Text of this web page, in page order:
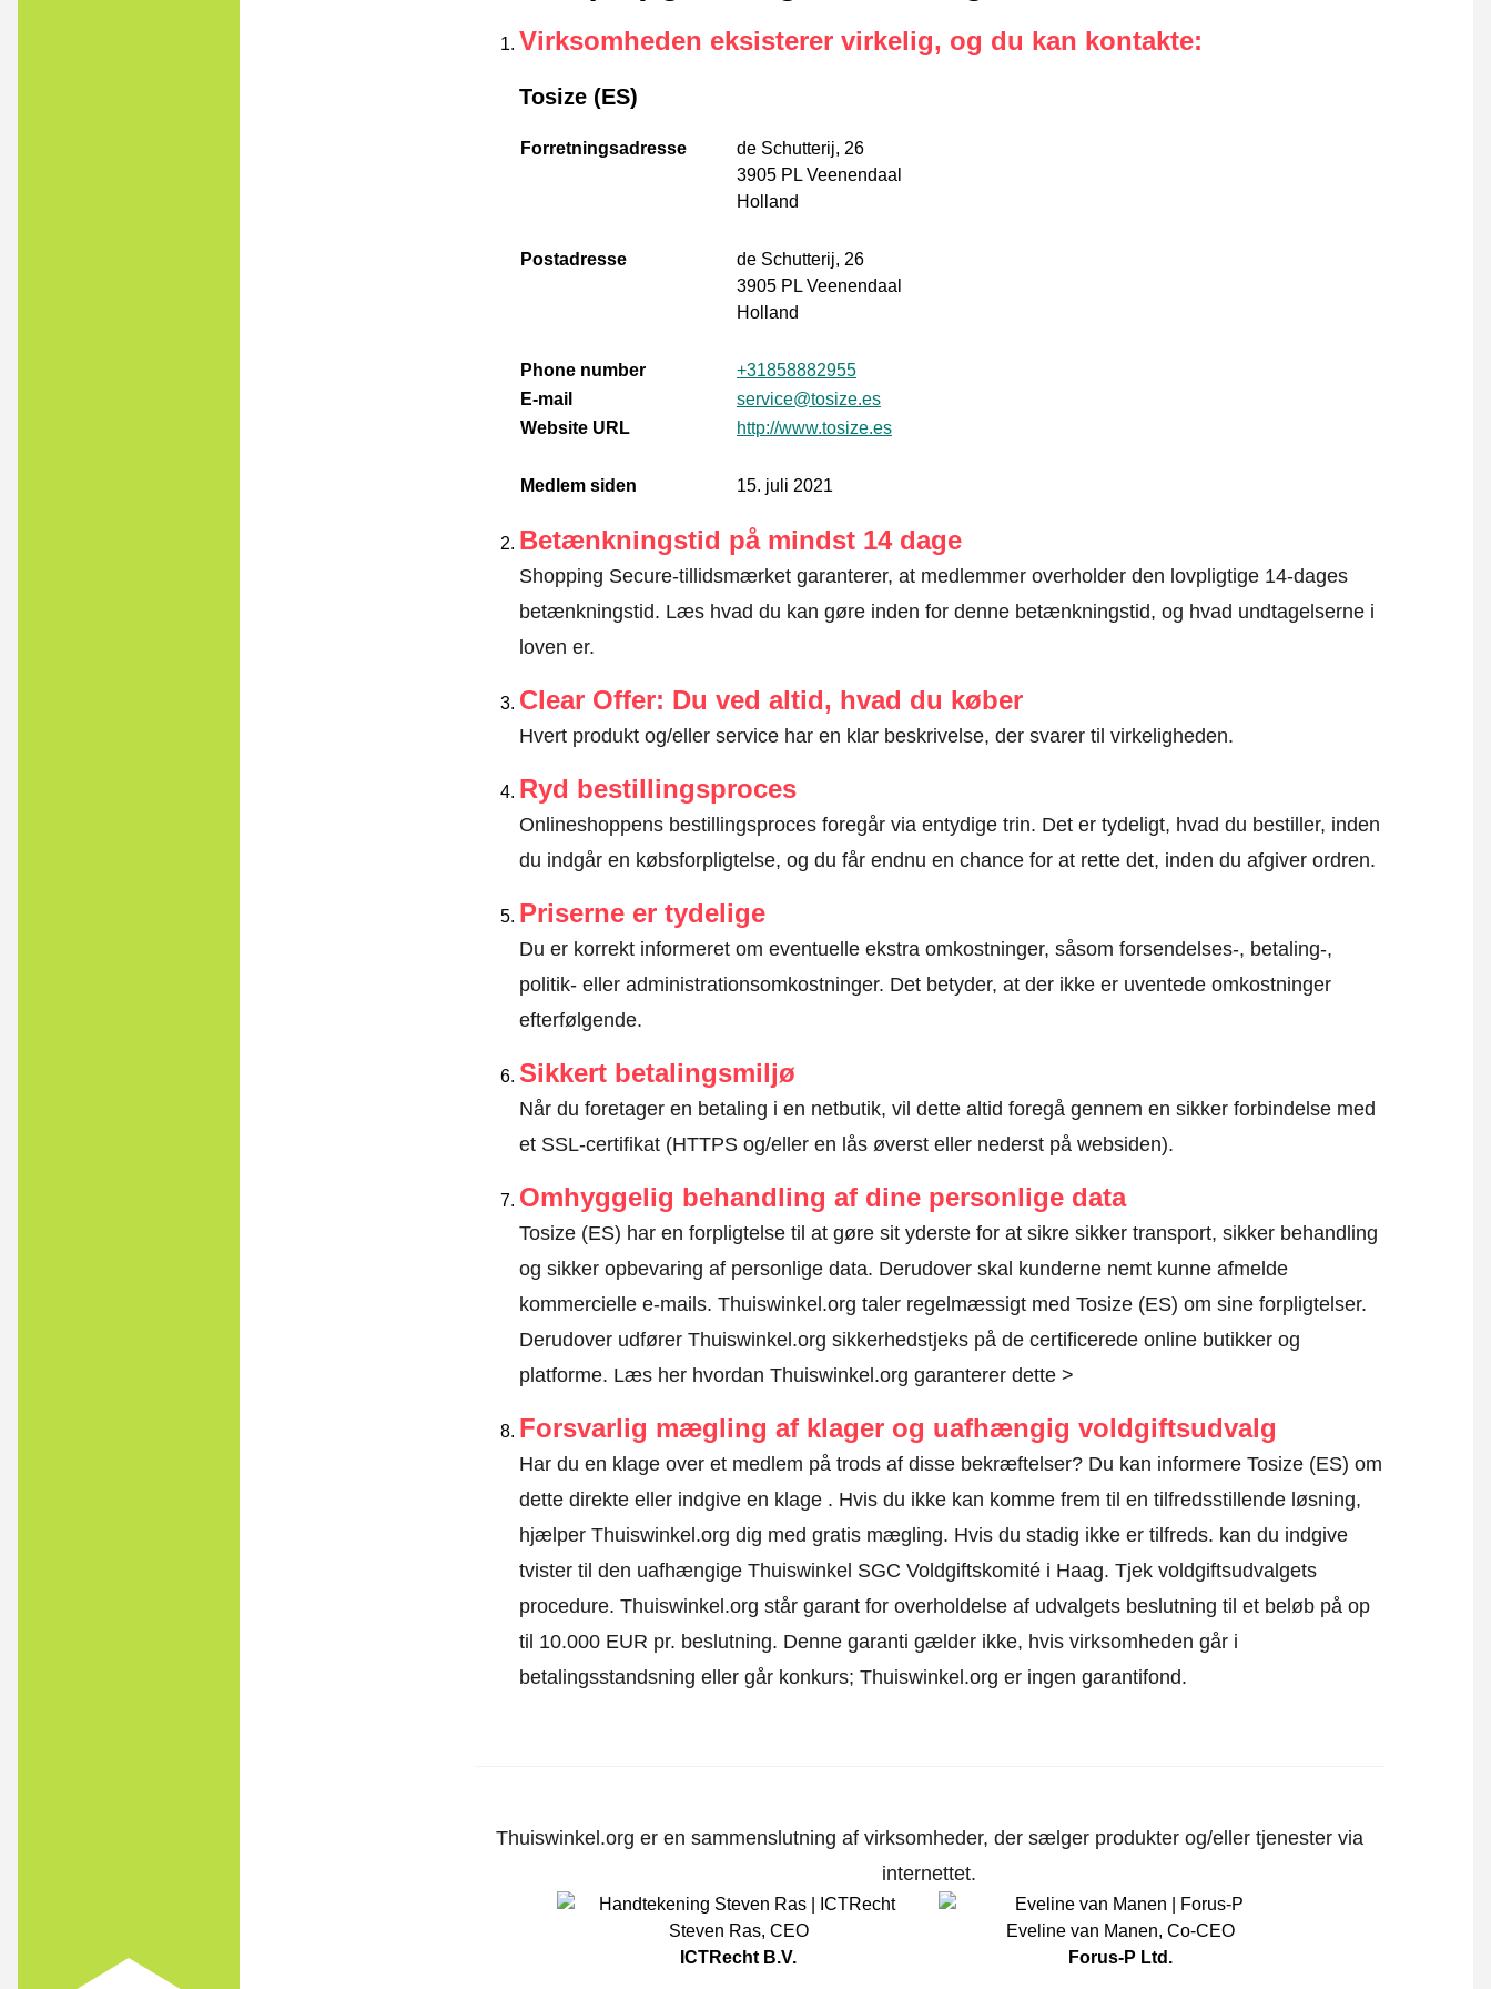
Virksomheden eksisterer virkelig, og du kan kontakte:
Tosize (ES)
Forretningsadresse
de Schutterij, 26
3905 PL Veenendaal
Holland
Postadresse
de Schutterij, 26
3905 PL Veenendaal
Holland
Phone number
+31858882955
E-mail
service@tosize.es
Website URL
http://www.tosize.es
Medlem siden 15. juli 2021
Betænkningstid på mindst 14 dage
Shopping Secure-tillidsmærket garanterer, at medlemmer overholder den lovpligtige 14-dages
betænkningstid. Læs hvad du kan gøre inden for denne betænkningstid, og hvad undtagelserne i
loven er.
Clear Offer: Du ved altid, hvad du køber
Hvert produkt og/eller service har en klar beskrivelse, der svarer til virkeligheden.
Ryd bestillingsproces
Onlineshoppens bestillingsproces foregår via entydige trin. Det er tydeligt, hvad du bestiller, inden
du indgår en købsforpligtelse, og du får endnu en chance for at rette det, inden du afgiver ordren.
Priserne er tydelige
Du er korrekt informeret om eventuelle ekstra omkostninger, såsom forsendelses-, betaling-,
politik- eller administrationsomkostninger. Det betyder, at der ikke er uventede omkostninger
efterfølgende.
Sikkert betalingsmiljø
Når du foretager en betaling i en netbutik, vil dette altid foregå gennem en sikker forbindelse med
et SSL-certifikat (HTTPS og/eller en lås øverst eller nederst på websiden).
Omhyggelig behandling af dine personlige data
Tosize (ES) har en forpligtelse til at gøre sit yderste for at sikre sikker transport, sikker behandling
og sikker opbevaring af personlige data. Derudover skal kunderne nemt kunne afmelde
kommercielle e-mails. Thuiswinkel.org taler regelmæssigt med Tosize (ES) om sine forpligtelser.
Derudover udfører Thuiswinkel.org sikkerhedstjeks på de certificerede online butikker og
platforme. Læs her hvordan Thuiswinkel.org garanterer dette >
Forsvarlig mægling af klager og uafhængig voldgiftsudvalg
Har du en klage over et medlem på trods af disse bekræftelser? Du kan informere Tosize (ES) om
dette direkte ellerindgive en klage. Hvis du ikke kan komme frem til en tilfredsstillende løsning,
hjælper Thuiswinkel.org dig med gratis mægling. Hvis du stadig ikke er tilfreds. kan du indgive
tvister til den uafhængige Thuiswinkel SGC Voldgiftskomité i Haag. Tjek voldgiftsudvalgets
procedure. Thuiswinkel.org står garant for overholdelse af udvalgets beslutning til et beløb på op
til 10.000 EUR pr. beslutning. Denne garanti gælder ikke, hvis virksomheden går i
betalingsstandsning eller går konkurs; Thuiswinkel.org er ingen garantifond.
Thuiswinkel.org er en sammenslutning af virksomheder, der sælger produkter og/eller tjenester via
internettet.
Steven Ras, CEO
ICTRecht B.V.
Eveline van Manen, Co-CEO
Forus-P Ltd.